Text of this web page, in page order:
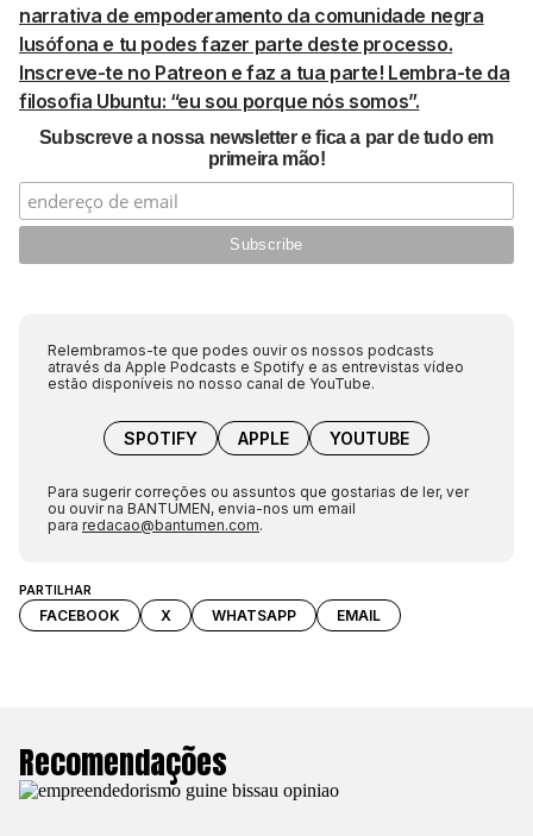
PARTILHAR
FACEBOOK X WHATSAPP EMAIL
narrativa de empoderamento da comunidade negra
lusófona e tu podes fazer parte deste processo.
Inscreve-te no Patreon e faz a tua parte! Lembra-te da
filosofia Ubuntu: “eu sou porque nós somos”.
Subscreve a nossa newsletter e fica a par de tudo em
primeira mão!
Relembramos-te que podes ouvir os nossos podcasts
através da Apple Podcasts e Spotify e as entrevistas vídeo
estão disponíveis no nosso canal de YouTube.
SPOTIFY APPLE YOUTUBE
Para sugerir correções ou assuntos que gostarias de ler, ver
ou ouvir na BANTUMEN, envia-nos um email
para redacao@bantumen.com.
Recomendações